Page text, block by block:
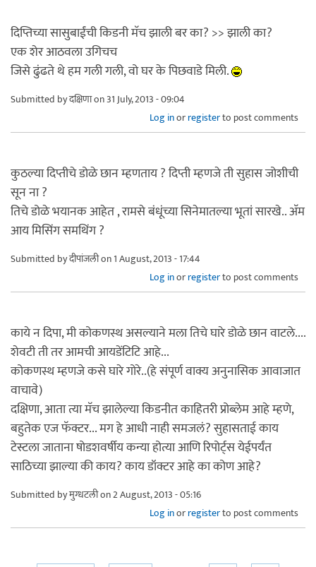
दिप्तिच्या सासुबाईंची किडनी मॅच झाली बर का? >> झाली का?
एक शेर आठवला उगिचच
जिसे ढुंढते थे हम गली गली, वो घर के पिछवाडे मिली.
Submitted byदक्षिणाon 31 July, 2013 - 09:04
Log inorregisterto post comments
कुठल्या दिप्तीचे डोळे छान म्हणताय ? दिप्ती म्हणजे ती सुहास जोशीची
सून ना ?
तिचे डोळे भयानक आहेत , रामसे बंधूंच्या सिनेमातल्या भूतां सारखे.. अ‍ॅम
आय मिसिंग समथिंग ?
Submitted byदीपांजलीon 1 August, 2013 - 17:44
Log inorregisterto post comments
काये न दिपा, मी कोकणस्थ असल्याने मला तिचे घारे डोळे छान वाटले....
शेवटी ती तर आमची आयडेंटिटि आहे...
कोकणस्थ म्हणजे कसे घारे गोरे..(हे संपूर्ण वाक्य अनुनासिक आवाजात
वाचावे)
दक्षिणा, आता त्या मॅच झालेल्या किडनीत काहितरी प्रोब्लेम आहे म्हणे,
बहुतेक एज फॅक्टर... मग हे आधी नाही समजलं? सुहासताई काय
टेस्टला जाताना षोडशवर्षीय कन्या होत्या आणि रिपोर्ट्स येईपर्यंत
साठिच्या झाल्या की काय? काय डॉक्टर आहे का कोण आहे?
Submitted byमुग्धटलीon 2 August, 2013 - 05:16
Log inorregisterto post comments